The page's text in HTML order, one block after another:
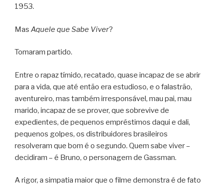
1953.
Mas Aquele que Sabe Viver?
Tomaram partido.
Entre o rapaz tímido, recatado, quase incapaz de se abrir
para a vida, que até então era estudioso, e o falastrão,
aventureiro, mas também irresponsável, mau pai, mau
marido, incapaz de se prover, que sobrevive de
expedientes, de pequenos empréstimos daqui e dali,
pequenos golpes, os distribuidores brasileiros
resolveram que bom é o segundo. Quem sabe viver –
decidiram – é Bruno, o personagem de Gassman.
A rigor, a simpatia maior que o filme demonstra é de fato